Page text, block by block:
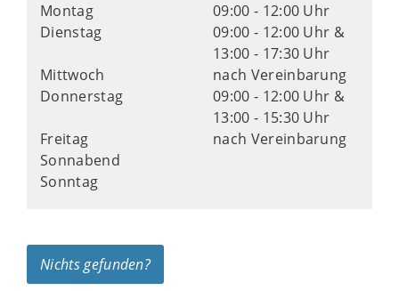
Montag
09:00 - 12:00 Uhr
Dienstag
09:00 - 12:00 Uhr &
13:00 - 17:30 Uhr
Mittwoch
nach Vereinbarung
Donnerstag
09:00 - 12:00 Uhr &
13:00 - 15:30 Uhr
Freitag
nach Vereinbarung
Sonnabend
Sonntag
Nichts gefunden?